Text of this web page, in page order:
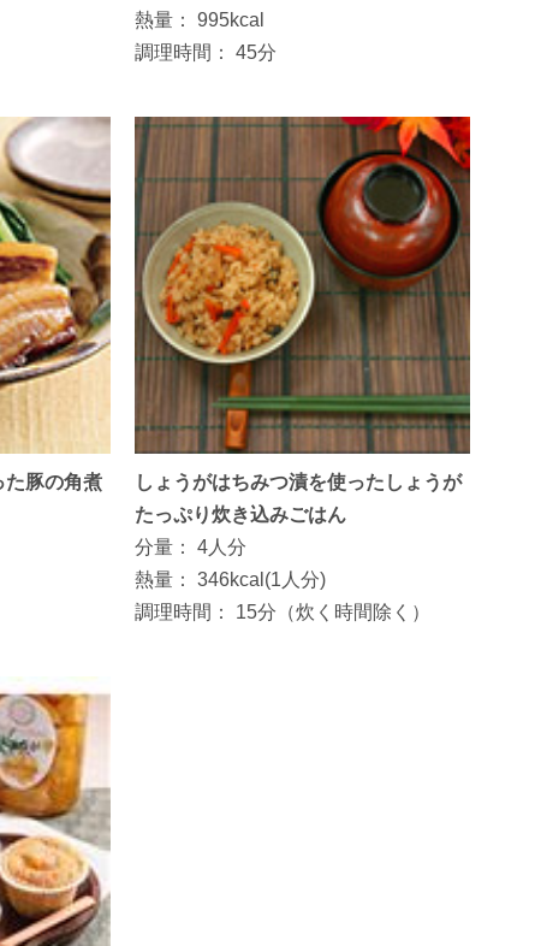
熱量：
995kcal
調理時間：
45分
た豚の角煮
しょうがはちみつ漬を使ったしょうが
たっぷり炊き込みごはん
分量：
4人分
熱量：
346kcal(1人分)
調理時間：
15分（炊く時間除く）